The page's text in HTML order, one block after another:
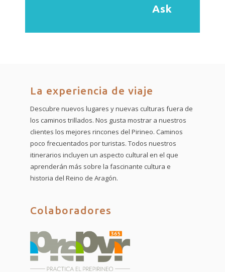
Ask
La experiencia de viaje
Descubre nuevos lugares y nuevas culturas fuera de
los caminos trillados. Nos gusta mostrar a nuestros
clientes los mejores rincones del Pirineo. Caminos
poco frecuentados por turistas. Todos nuestros
itinerarios incluyen un aspecto cultural en el que
aprenderán más sobre la fascinante cultura e
historia del Reino de Aragón.
Colaboradores